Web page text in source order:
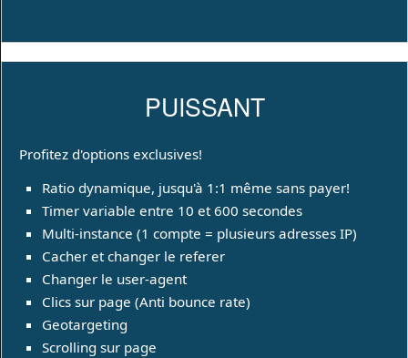
PUISSANT
Profitez d'options exclusives!
Ratio dynamique, jusqu'à 1:1 même sans payer!
Timer variable entre 10 et 600 secondes
Multi-instance (1 compte = plusieurs adresses IP)
Cacher et changer le referer
Changer le user-agent
Clics sur page (Anti bounce rate)
Geotargeting
Scrolling sur page